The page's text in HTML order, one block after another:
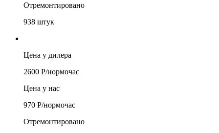
Отремонтировано
938 штук
Цена у дилера
2600 Р/нормочас
Цена у нас
970 Р/нормочас
Отремонтировано